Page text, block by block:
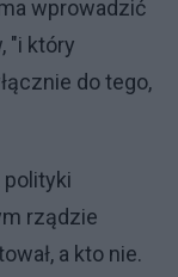
wprowadzić
"i który
do tego,
polityki
rządzie
a kto nie.